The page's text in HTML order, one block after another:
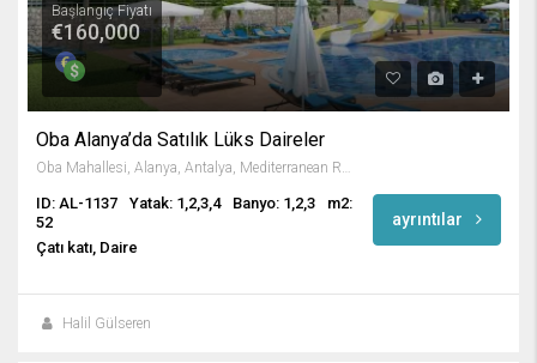
Başlangıç Fiyatı
€160,000
Oba Alanya’da Satılık Lüks Daireler
ID: AL-1137 Yatak: 1,2,3,4 Banyo: 1,2,3
m2:
52
Çatı katı, Daire
ayrıntılar
Halil Gülseren